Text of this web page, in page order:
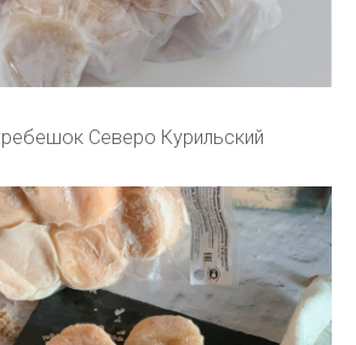
Северо Курильский